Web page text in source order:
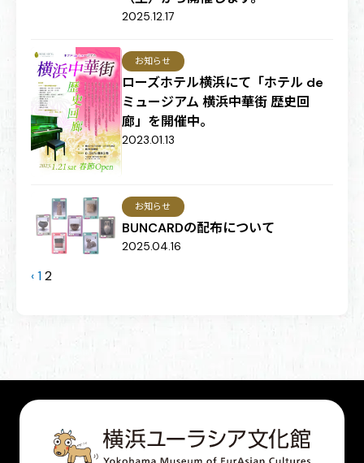
2025.12.17
ローズホテル横浜にて「ホテル de
ミュージアム 横浜中華街 歴史回
廊」を開催中。
お知らせ
2023.01.13
BUNCARDの配布について
お知らせ
2025.04.16
‹ 1 2